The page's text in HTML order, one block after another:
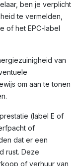
ben je verplicht
te vermelden,
of het EPC-label
van
om aan te tonen
(label E of
of
dat er een
rust. Deze
of verhuur van